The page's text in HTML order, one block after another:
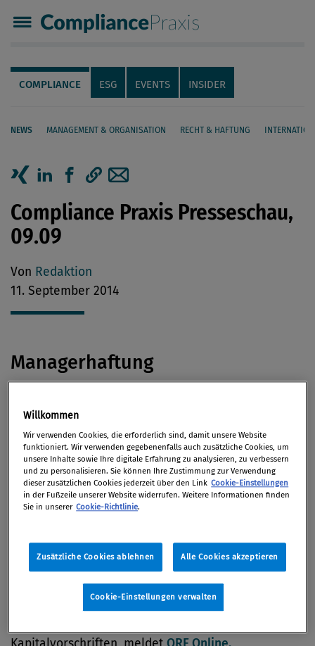
Compliance Praxis
Servicenavigation
Navigation
COMPLIANCE ESG EVENTS INSIDER
NEWS MANAGEMENT & ORGANISATION RECHT & HAFTUNG
Seiteninhalt
Artikel auf Xing teilen
Artikel auf linkedIn teilen
Artikel auf Facebook teilen
Artikellink kopieren
Artikel per Mail teilen
Compliance Praxis Presseschau,
09.09
Von Redaktion
11. September 2014
Managerhaftung
im Kirch-Verfahren müssen
Bankrechnen, wie dasHandelsblattmeldet.
Die US-Justiz hat einen ehemaligen Hedgefonds-
Manager wegen illegaler Absprachen bei
Finanzgeschäften zuneun Jahren Haft
Bankenrecht
Willkommen
Wir verwenden Cookies, die erforderlich sind, damit unsere Website
funktioniert. Wir verwenden gegebenenfalls auch zusätzliche Cookies, um
unsere Inhalte sowie Ihre digitale Erfahrung zu analysieren, zu verbessern
und zu personalisieren. Sie können Ihre Zustimmung zur Verwendung
dieser zusätzlichen Cookies jederzeit über den Link Cookie-Einstellungen
in der Fußzeile unserer Website widerrufen. Weitere Informationen finden
Sie in unserer Cookie-Richtlinie.
Zusätzliche Cookies ablehnen Alle Cookies akzeptieren
Cookie-Einstellungen verwalten